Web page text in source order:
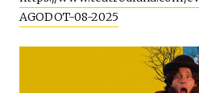
AGODOT-08-2025